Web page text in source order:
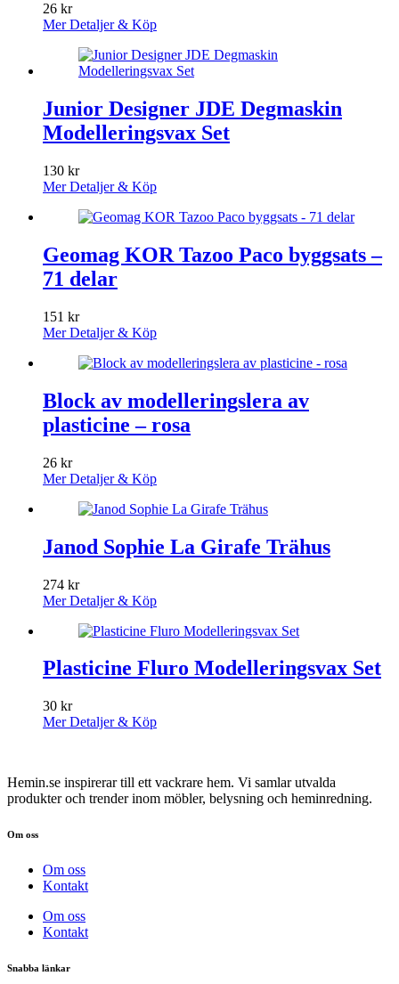
26 kr
Mer Detaljer & Köp
Junior Designer JDE Degmaskin
Modelleringsvax Set
130 kr
Mer Detaljer & Köp
Geomag KOR Tazoo Paco byggsats –
71 delar
151 kr
Mer Detaljer & Köp
Block av modelleringslera av
plasticine – rosa
26 kr
Mer Detaljer & Köp
Janod Sophie La Girafe Trähus
274 kr
Mer Detaljer & Köp
Plasticine Fluro Modelleringsvax Set
30 kr
Mer Detaljer & Köp
Hemin.se inspirerar till ett vackrare hem. Vi samlar utvalda
produkter och trender inom möbler, belysning och heminredning.
Om oss
Om oss
Kontakt
Om oss
Kontakt
Snabba länkar